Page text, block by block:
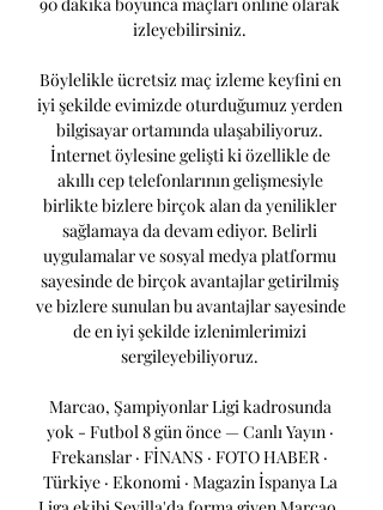
90 dakika boyunca maçları online olarak
izleyebilirsiniz.
Böylelikle ücretsiz maç izleme keyfini en
iyi şekilde evimizde oturduğumuz yerden
bilgisayar ortamında ulaşabiliyoruz.
İnternet öylesine gelişti ki özellikle de
akıllı cep telefonlarının gelişmesiyle
birlikte bizlere birçok alan da yenilikler
sağlamaya da devam ediyor. Belirli
uygulamalar ve sosyal medya platformu
sayesinde de birçok avantajlar getirilmiş
ve bizlere sunulan bu avantajlar sayesinde
de en iyi şekilde izlenimlerimizi
sergileyebiliyoruz.
Marcao, Şampiyonlar Ligi kadrosunda
yok - Futbol 8 gün önce — Canlı Yayın ·
Frekanslar · FİNANS · FOTO HABER ·
Türkiye · Ekonomi · Magazin İspanya La